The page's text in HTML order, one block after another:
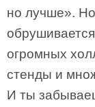
но лучше».
огромных
стенды и
И ты